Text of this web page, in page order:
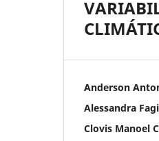
Anderson
Alessandra
Clovis Manoel